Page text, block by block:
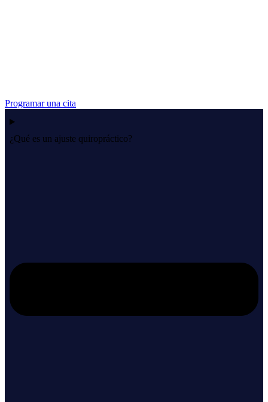
Programar una cita
¿Qué es un ajuste quiropráctico?